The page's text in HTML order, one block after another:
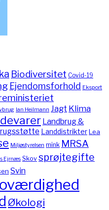
Biodiversitet Covid-19
Ejendomsforhold Eksport
Ian Heilmann Jagt Klima
Landbrug &
LanddistrikterLea
Miljøstyrelsen mink MRSA
Ejrnæs Skov sprøjtegifte
Svin
Økologi